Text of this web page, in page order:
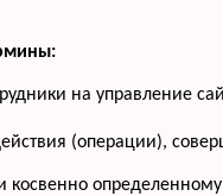
на управление
(операции),